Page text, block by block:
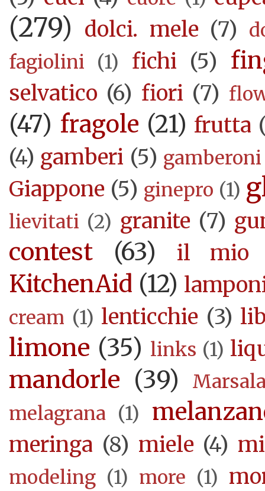
(279) dolci. mele (7)
fagiolini (1) fichi (5)
selvatico (6) fiori (7)
(47) fragole (21) frutta
(4) gamberi (5) gamberoni
Giappone (5) ginepro (1)
lievitati (2) granite (7)
contest (63) il mio
KitchenAid (12)
cream (1) lenticchie (3)
limone (35) links (1)
mandorle (39)
melagrana (1)
meringa (8) miele (4)
modeling (1) more (1)